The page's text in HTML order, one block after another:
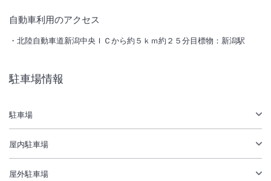
総客室数157
INチェックイン
15:00/ OUT チェックアウト
10:00
自動車利用のアクセス
北陸自動車道新潟中央ＩＣから約５ｋｍ約２５分目標物：新潟駅
駐車場情報
駐車場
屋内駐車場
屋外駐車場